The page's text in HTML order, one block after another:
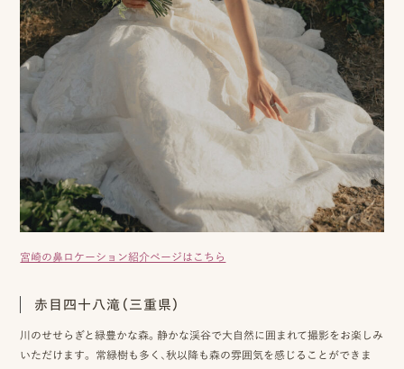
宮崎の鼻ロケーション紹介ページはこちら
赤目四十八滝（三重県）
川のせせらぎと緑豊かな森。静かな渓谷で大自然に囲まれて撮影をお楽しみ
いただけます。 常緑樹も多く、秋以降も森の雰囲気を感じることができま